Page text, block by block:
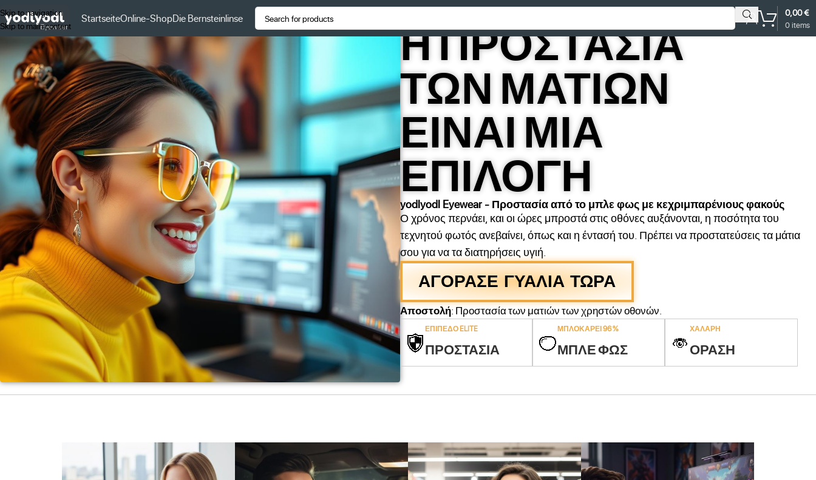
Skip to navigation
Skip to main content
StartseiteOnline-ShopDie Bernsteinlinse 0items
0,00€
Η ΠΡΟΣΤΑΣΙΑ
ΤΩΝ ΜΑΤΙΩΝ
ΕΙΝΑΙ ΜΙΑ
ΕΠΙΛΟΓΗ
yodlyodl Eyewear - Προστασία από το μπλε φως με κεχριμπαρένιους φακούς
Ο χρόνος περνάει, και οι ώρες μπροστά στις οθόνες αυξάνονται, η ποσότητα του
τεχνητού φωτός ανεβαίνει, όπως και η έντασή του. Πρέπει να προστατεύσεις τα μάτια
σου για να τα διατηρήσεις υγιή.
ΑΓΟΡΑΣΕ ΓΥΑΛΙΑ ΤΩΡΑ
Αποστολή: Προστασία των ματιών των χρηστών οθονών.
ΕΠΙΠΕΔΟ ELITE
ΠΡΟΣΤΑΣΙΑ
ΜΠΛΟΚΑΡΕΙ 96 %
ΜΠΛΕ ΦΩΣ
ΧΑΛΑΡΗ
ΟΡΑΣΗ